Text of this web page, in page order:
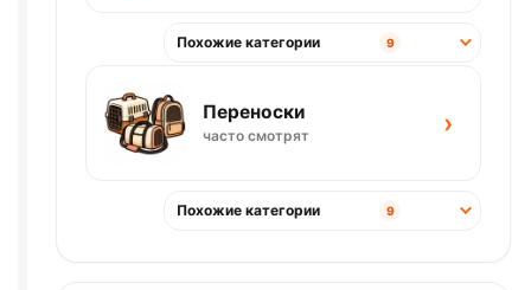
Похожие категории 9
Переноски
часто смотрят ›
Похожие категории 9